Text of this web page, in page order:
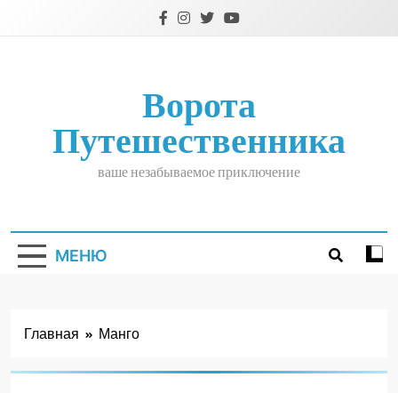
Ворота
Путешественника
ваше незабываемое приключение
МЕНЮ
Главная Манго